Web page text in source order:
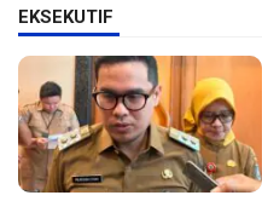
EKSEKUTIF